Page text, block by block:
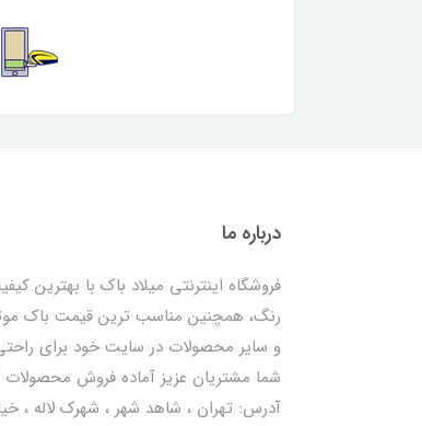
درباره ما
فروشگاه اینترنتی میلاد باک با بهترین
رنگ، همچنین مناسب ترین قیمت باک
و سایر محصولات در سایت خود برای
شما مشتریان عزیز آماده فروش
آدرس: تهران ، شاهد شهر ، شهرک لاله ،